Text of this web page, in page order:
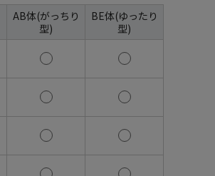
AB体(がっちり
型)
BE体(ゆったり
型)